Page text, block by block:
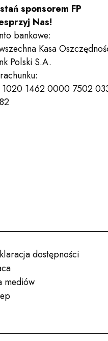
Bilety
sponsorem FP
Nas!
bankowe:
Kasa
Polski S.A.
1462 0000 7502
dostępności
mediów